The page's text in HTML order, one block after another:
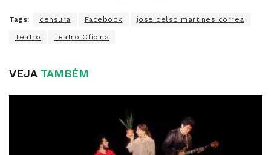
Tags: censura Facebook jose celso martines correa
Teatro teatro Oficina
VEJATAMBÉM